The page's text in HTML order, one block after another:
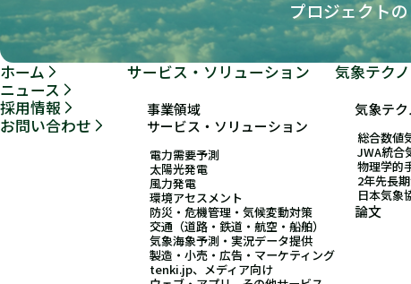
プロジェクト
ホーム
ニュース
採用情報
お問い合わせ
サービス・ソリューション
事業領域
サービス・ソリューション
電力需要予測
太陽光発電
風力発電
環境アセスメント
防災・危機管理・気候変動対策
交通（道路・鉄道・航空・船舶）
気象海象予測・実況データ提供
製造・小売・広告・マーケティング
tenki.jp、メディア向け
気象テク
気象テ
総合数値
JWA統合
物理学的
2年先長
日本気象
論文